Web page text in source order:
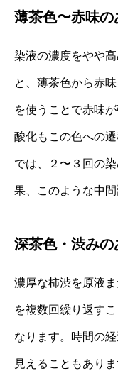
薄茶色〜赤味
染液の濃度をやや
と、薄茶色から赤
を使うことで赤味
酸化もこの色への
では、２〜３回の
果、このような中間
深茶色・渋みの
濃厚な柿渋を原液
を複数回繰り返す
なります。時間の
見えることもあり